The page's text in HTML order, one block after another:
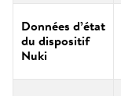
Données d’état
du dispositif
Nuki